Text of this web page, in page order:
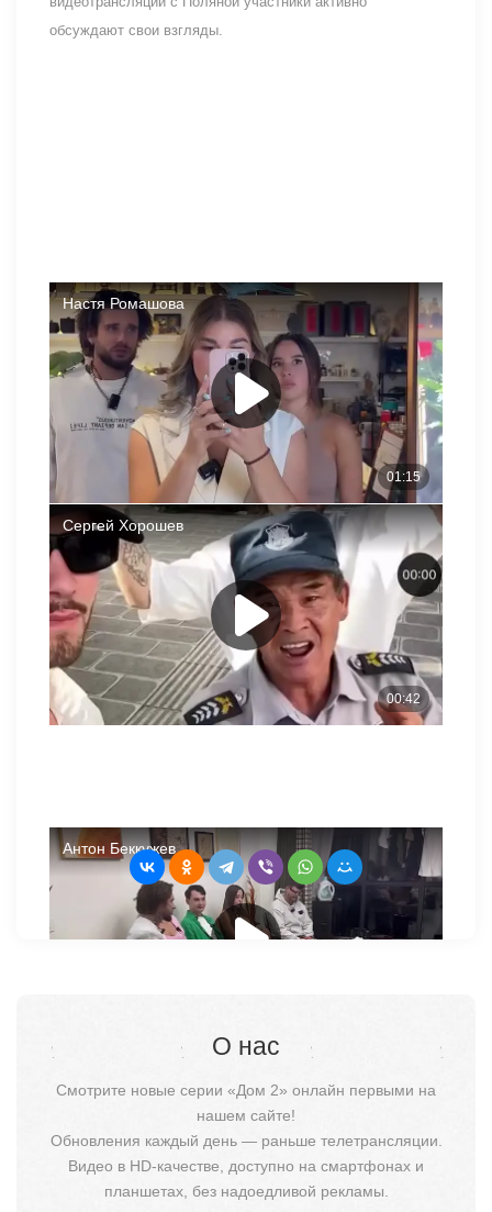
обсуждают свои взгляды.
Хорошев и Ромашов подружились и нашли общий язык,
но их партнёрши, кажется, не станут лучшими подругами.
У девушек слишком разные характеры?
О нас
Смотрите новые серии «Дом 2» онлайн первыми на
нашем сайте!
Обновления каждый день — раньше телетрансляции.
Видео в HD-качестве, доступно на смартфонах и
планшетах, без надоедливой рекламы.